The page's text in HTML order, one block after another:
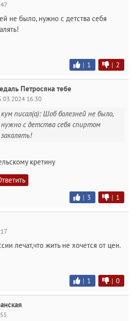
не было, нужно с детства себя
| 1 | 2
Петросяна тебе
16:30
кум писал(а): Шоб болезней не было,
нужно с детства себя спиртом
закалять!
кретину
| 3 | 1
лечат,что жить не хочется от цен.
| 1 | 0